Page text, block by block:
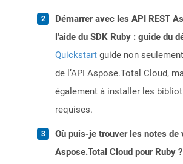
Démarrer avec les API REST
l'aide du SDK Ruby : guide du
Quickstart guide non
de l’API Aspose.Total Cloud,
également à installer les
requises.
Où puis-je trouver les notes de
Aspose.Total Cloud pour Ruby ?